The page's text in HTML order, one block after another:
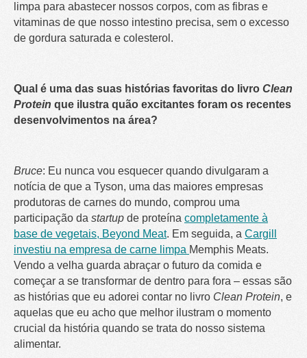
limpa para abastecer nossos corpos, com as fibras e
vitaminas de que nosso intestino precisa, sem o excesso
de gordura saturada e colesterol.
Qual é uma das suas histórias favoritas do livro Clean
Protein que ilustra quão excitantes foram os recentes
desenvolvimentos na área?
Bruce: Eu nunca vou esquecer quando divulgaram a
notícia de que a Tyson, uma das maiores empresas
produtoras de carnes do mundo, comprou uma
participação da startup de proteína completamente à
base de vegetais, Beyond Meat. Em seguida, a Cargill
investiu na empresa de carne limpa Memphis Meats.
Vendo a velha guarda abraçar o futuro da comida e
começar a se transformar de dentro para fora – essas são
as histórias que eu adorei contar no livro Clean Protein, e
aquelas que eu acho que melhor ilustram o momento
crucial da história quando se trata do nosso sistema
alimentar.